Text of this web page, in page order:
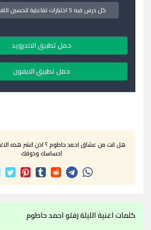
كل درس فيه 5 اختبارات تفاعلية لتحسين اللفظ والنطق
حمل تطبيق الاندرويد
حمل تطبيق الايفون
هل انت من عشاق احمد حاطوم ؟ اذن انشر هذه
احساسك وذوقك
كلمات اغنية الليلة زفتو احمد حاطوم